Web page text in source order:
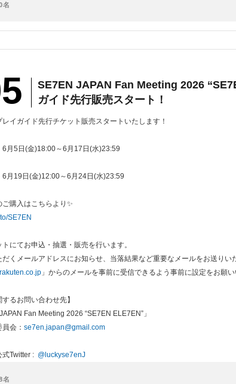
名
SE7EN JAPAN Fan Meeting 2026
ガイド先行販売スタート！
イガイド先行チケット販売スタートいたします！
6月5日(金)18:00～6月17日(水)23:59
6月19日(金)12:00～6月24日(水)23:59
購入はこちらより✨
SE7EN
にてお申込・抽選・販売を行います。
だくメールアドレスにお知らせ、当落結果など重要なメールをお送り
」からのメールを事前に受信できるよう事前に設定をお願
するお問い合わせ先】
Fan Meeting 2026 “SE7EN ELE7EN”」
会： se7en.japan@gmail.com
式Twitter : @luckyse7enJ
名